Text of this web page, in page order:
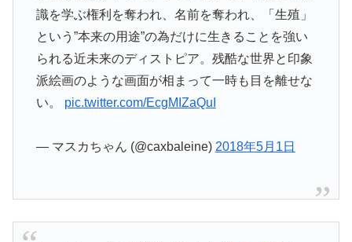
識を学ぶ権利を奪われ、名前を奪われ、「生殖」
という”本来の用途”の為だけに生きることを強い
られる近未来のディストピア。残酷な世界と印象
派絵画のような画面が相まって一時も目を離せな
い。 pic.twitter.com/EcgMIZaQuI
— マスカちゃん (@caxbaleine) 2018年5月1日